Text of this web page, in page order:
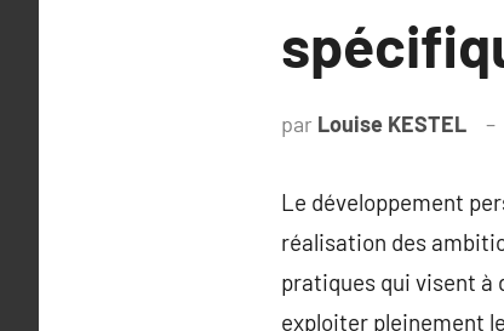
par Louise KESTEL
Le développement
réalisation des
pratiques qui visent à
exploiter pleinement